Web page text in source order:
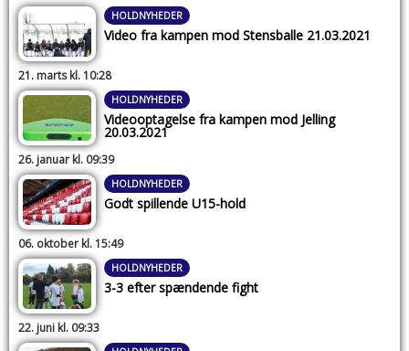
HOLDNYHEDER
Video fra kampen mod Stensballe 21.03.2021
21. marts kl. 10:28
HOLDNYHEDER
Videooptagelse fra kampen mod Jelling
20.03.2021
26. januar kl. 09:39
HOLDNYHEDER
Godt spillende U15-hold
06. oktober kl. 15:49
HOLDNYHEDER
3-3 efter spændende fight
22. juni kl. 09:33